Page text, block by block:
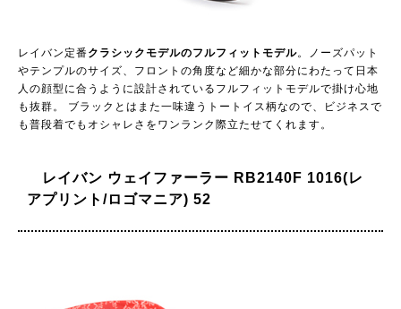
レイバン定番クラシックモデルのフルフィットモデル。ノーズパット
やテンプルのサイズ、フロントの角度など細かな部分にわたって日本
人の顔型に合うように設計されているフルフィットモデルで掛け心地
も抜群。 ブラックとはまた一味違うトートイス柄なので、ビジネスで
も普段着でもオシャレさをワンランク際立たせてくれます。
レイバン ウェイファーラー RB2140F 1016(レ
アプリント/ロゴマニア) 52